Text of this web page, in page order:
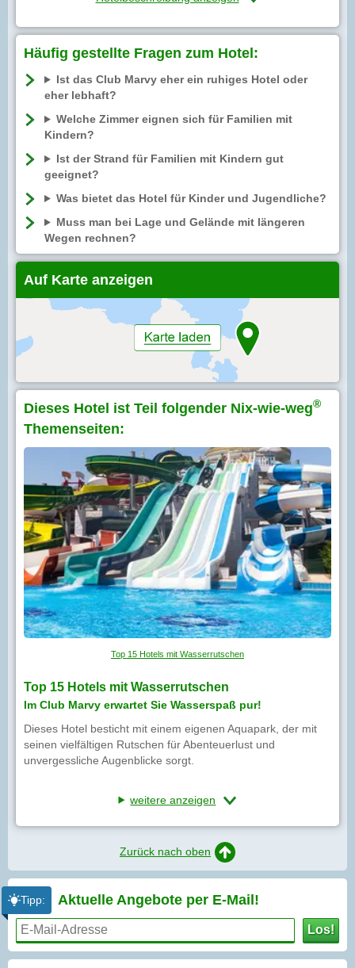
Häufig gestellte Fragen zum Hotel:
Ist das Club Marvy eher ein ruhiges Hotel oder
eher lebhaft?
Welche Zimmer eignen sich für Familien mit
Kindern?
Ist der Strand für Familien mit Kindern gut
geeignet?
Was bietet das Hotel für Kinder und Jugendliche?
Muss man bei Lage und Gelände mit längeren
Wegen rechnen?
Auf Karte anzeigen
Dieses Hotel ist Teil folgender Nix-wie-weg®
Themenseiten:
Top 15 Hotels mit Wasserrutschen
Top 15 Hotels mit Wasserrutschen
Im Club Marvy erwartet Sie Wasserspaß pur!
Dieses Hotel besticht mit einem eigenen Aquapark, der mit
seinen vielfältigen Rutschen für Abenteuerlust und
unvergessliche Augenblicke sorgt.
weitere anzeigen
Zurück nach oben
Tipp: Aktuelle Angebote per E-Mail!
Los!